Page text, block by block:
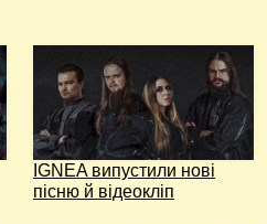
IGNEA випустили нові
пісню й відеокліп